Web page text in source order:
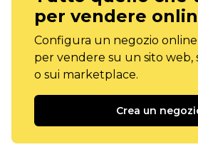
per vendere
Configura un negozio
per vendere su un sito web,
o sui marketplace.
Crea un